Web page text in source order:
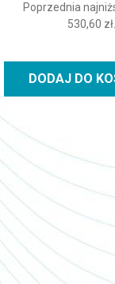
Poprzednia
530,60 zł
DODAJ DO